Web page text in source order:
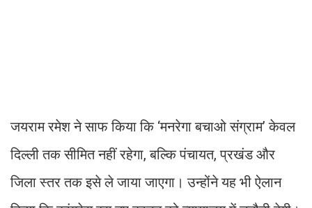
जयराम रमेश ने साफ किया कि ‘मनरेगा बचाओ संग्राम’ केवल
दिल्ली तक सीमित नहीं रहेगा, बल्कि पंचायत, प्रखंड और
जिला स्तर तक इसे ले जाया जाएगा। उन्होंने यह भी ऐलान